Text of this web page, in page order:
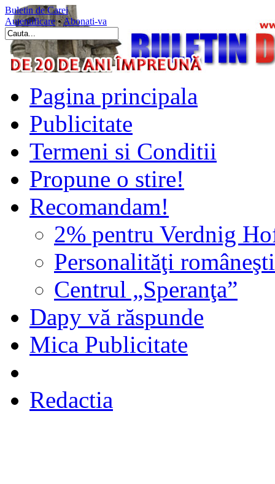
Buletin de Carei
Autentificare•Abonati-va
Pagina principala
Publicitate
Termeni si Conditii
Propune o stire!
Recomandam!
2% pentru Verdnig
Personalităţi româneşti
Centrul „Speranţa”
Dapy vă răspunde
Mica Publicitate
Redactia